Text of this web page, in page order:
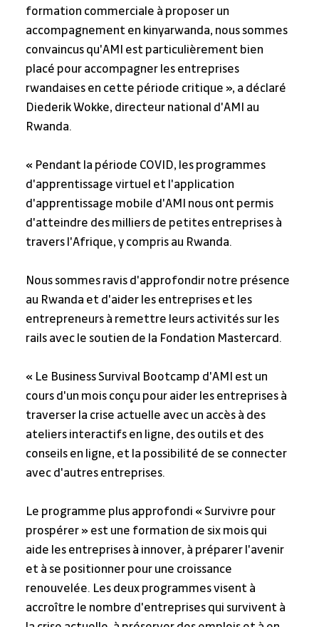
formation commerciale à proposer un
accompagnement en kinyarwanda, nous sommes
convaincus qu'AMI est particulièrement bien
placé pour accompagner les entreprises
rwandaises en cette période critique », a déclaré
Diederik Wokke, directeur national d'AMI au
Rwanda.
« Pendant la période COVID, les programmes
d'apprentissage virtuel et l'application
d'apprentissage mobile d'AMI nous ont permis
d'atteindre des milliers de petites entreprises à
travers l'Afrique, y compris au Rwanda.
Nous sommes ravis d'approfondir notre présence
au Rwanda et d'aider les entreprises et les
entrepreneurs à remettre leurs activités sur les
rails avec le soutien de la Fondation Mastercard.
« Le Business Survival Bootcamp d'AMI est un
cours d'un mois conçu pour aider les entreprises à
traverser la crise actuelle avec un accès à des
ateliers interactifs en ligne, des outils et des
conseils en ligne, et la possibilité de se connecter
avec d'autres entreprises.
Le programme plus approfondi « Survivre pour
prospérer » est une formation de six mois qui
aide les entreprises à innover, à préparer l'avenir
et à se positionner pour une croissance
renouvelée. Les deux programmes visent à
accroître le nombre d'entreprises qui survivent à